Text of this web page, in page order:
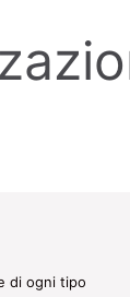
di ogni tipo